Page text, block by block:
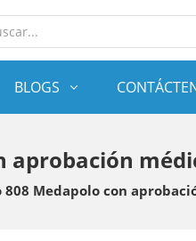
BLOGS
Medapolo con